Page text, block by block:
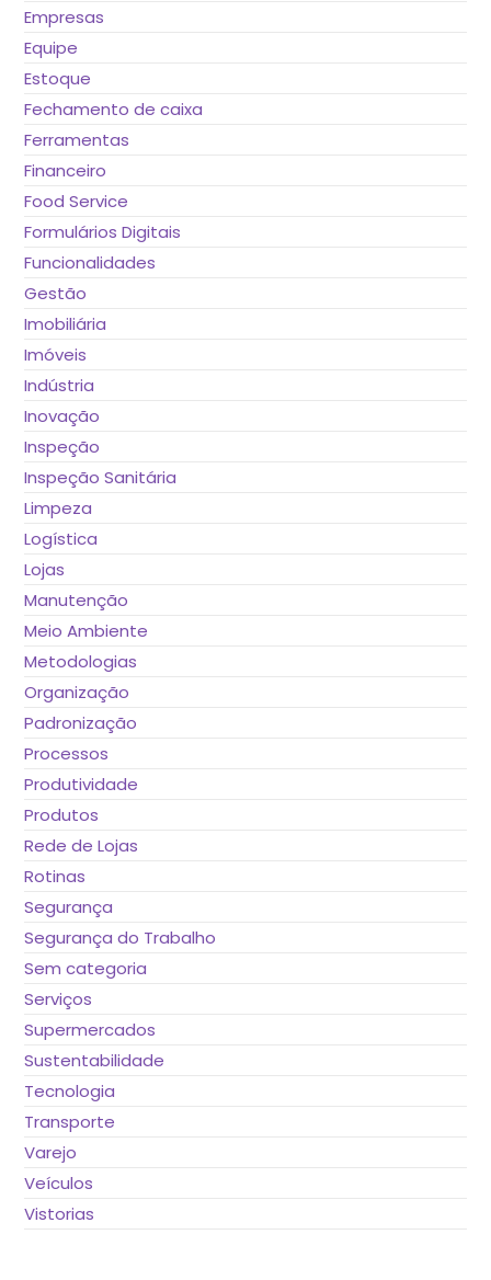
Empresas
Equipe
Estoque
Fechamento de caixa
Ferramentas
Financeiro
Food Service
Formulários Digitais
Funcionalidades
Gestão
Imobiliária
Imóveis
Indústria
Inovação
Inspeção
Inspeção Sanitária
Limpeza
Logística
Lojas
Manutenção
Meio Ambiente
Metodologias
Organização
Padronização
Processos
Produtividade
Produtos
Rede de Lojas
Rotinas
Segurança
Segurança do Trabalho
Sem categoria
Serviços
Supermercados
Sustentabilidade
Tecnologia
Transporte
Varejo
Veículos
Vistorias